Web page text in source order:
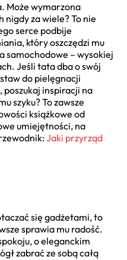
Może wymarzona
za wiele? To nie
serce podbije
który oszczędzi mu
samochodowe – wysokiej
Jeśli tata dba o swój
do pielęgnacji
poszukaj inspiracji na
szyku? To zawsze
książkowe od
umiejętności, na
Jaki przyrząd
się gadżetami, to
sprawia mu radość.
o eleganckim
zabrać ze sobą całą